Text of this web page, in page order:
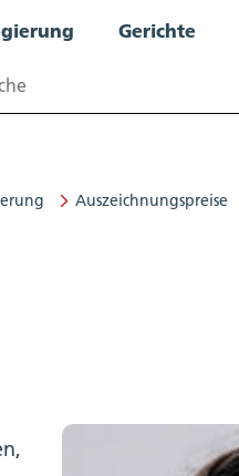
Gerichte
Auszeichnungspreise